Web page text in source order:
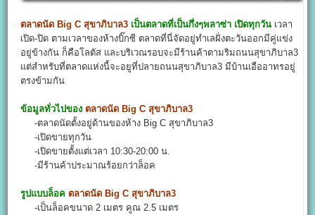
ตลาดนัด Big C สุขาภิบาล3 เป็นตลาดที่เป็นกึ่งๆพลาซ่า เปิดทุกวัน เวลา
เปิด-ปิด ตามเวลาของห้างบิ๊กซี ตลาดที่นี่จัดอยู่ทำเลฝั่งตะวันออกมีคู่แข่ง
อยู่ข้างกัน ก็คือโลตัส และบริเวณรอบจะมีร้านค้าตามริมถนนสุขาภิบาล3
แต่สำหรับที่ตลาดแห่งนี้จะอยูที่ปลายถนนสุขาภิบาล3 มีบ้านเอืออาทรอยู่
ตรงข้ามกัน
ข้อมูลทั่วไปของ ตลาดนัด Big C สุขาภิบาล3
-ตลาดนัดตั้งอยู่ด้านของห้าง Big C สุขาภิบาล3
-เปิดขายทุกวัน
-เปิดขายตั้งแต่เวลา 10:30-20:00 น.
-มีร้านค้าประมาณร้อยกว่าล็อค
รูปแบบล็อค ตลาดนัด Big C สุขาภิบาล3
-เป็นล็อคขนาด 2 เมตร คูณ 2.5 เมตร